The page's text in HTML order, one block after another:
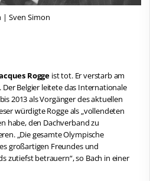
| Sven Simon
Rogge ist tot. Er verstarb am
Der Belgier leitete das Internationale
2013 als Vorgänger des aktuellen
würdigte Rogge als „vollendeten
habe, den Dachverband zu
„Die gesamte Olympische
großartigen Freundes und
zutiefst betrauern“, so Bach in einer